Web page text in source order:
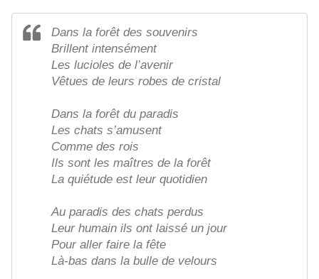
Dans la forêt des souvenirs
Brillent intensément
Les lucioles de l’avenir
Vêtues de leurs robes de cristal
Dans la forêt du paradis
Les chats s’amusent
Comme des rois
Ils sont les maîtres de la forêt
La quiétude est leur quotidien
Au paradis des chats perdus
Leur humain ils ont laissé un jour
Pour aller faire la fête
Là-bas dans la bulle de velours